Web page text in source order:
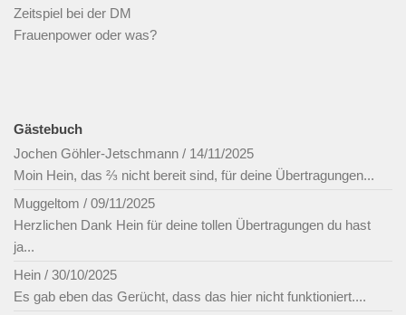
Zeitspiel bei der DM
Frauenpower oder was?
Gästebuch
Jochen Göhler-Jetschmann / 14/11/2025
Moin Hein, das ⅔ nicht bereit sind, für deine Übertragungen...
Muggeltom / 09/11/2025
Herzlichen Dank Hein für deine tollen Übertragungen du hast
ja...
Hein / 30/10/2025
Es gab eben das Gerücht, dass das hier nicht funktioniert....